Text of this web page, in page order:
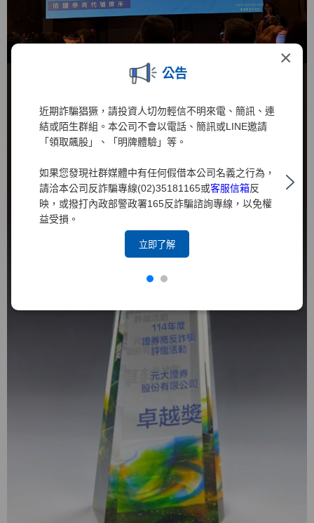
×
公告
近期詐騙猖獗，請投資人切勿輕信不明來電、簡訊、連
結或陌生群組。本公司不會以電話、簡訊或LINE邀請
「領取飆股」、「明牌體驗」等。
如果您發現社群媒體中有任何假借本公司名義之行為，
請洽本公司反詐騙專線(02)35181165或客服信箱反
映，或撥打內政部警政署165反詐騙諮詢專線，以免權
益受損。
立即了解